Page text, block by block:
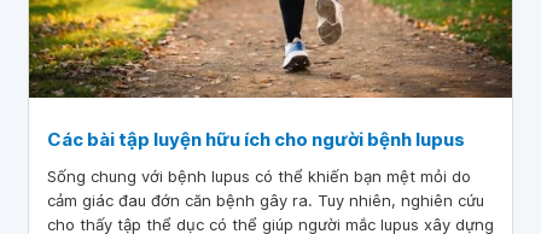
Các bài tập luyện hữu ích cho người bệnh lupus
Sống chung với bệnh lupus có thể khiến bạn mệt mỏi do
cảm giác đau đớn căn bệnh gây ra. Tuy nhiên, nghiên cứu
cho thấy tập thể dục có thể giúp người mắc lupus xây dựng